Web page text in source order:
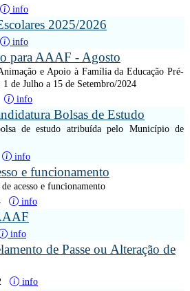
info
2025/2026
info
para AAAF - Agosto
e Apoio à Família da Educação Pré-
de Julho a 15 de Setembro/2024
info
Bolsas de Estudo
de estudo atribuída pelo Município de
info
e funcionamento
acesso e funcionamento
info
info
de Passe ou Alteração de
info